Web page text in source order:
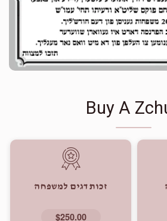
Buy A
זכות דגים למשפחה
$250.00